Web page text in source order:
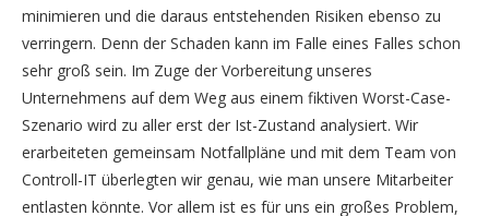
minimieren und die daraus entstehenden Risiken ebenso zu
verringern. Denn der Schaden kann im Falle eines Falles schon
sehr groß sein. Im Zuge der Vorbereitung unseres
Unternehmens auf dem Weg aus einem fiktiven Worst-Case-
Szenario wird zu aller erst der Ist-Zustand analysiert. Wir
erarbeiteten gemeinsam Notfallpläne und mit dem Team von
Controll-IT überlegten wir genau, wie man unsere Mitarbeiter
entlasten könnte. Vor allem ist es für uns ein großes Problem,